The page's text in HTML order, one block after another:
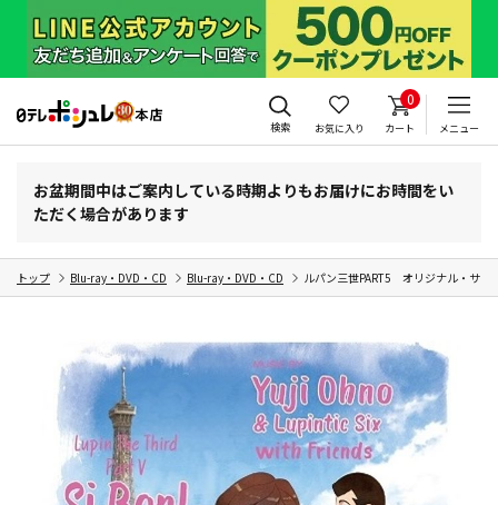
検索 お気に入り
0
カート メニュー
お盆期間中はご案内している時期よりもお届けにお時間をい
ただく場合があります
トップ Blu-ray・DVD・CD Blu-ray・DVD・CD ルパン三世PART5 オリジナル・サ